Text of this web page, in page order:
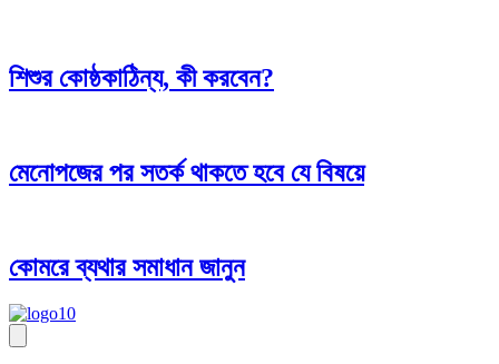
শিশুর কোষ্ঠকাঠিন্য, কী করবেন?
মেনোপজের পর সতর্ক থাকতে হবে যে বিষয়ে
কোমরে ব্যথার সমাধান জানুন